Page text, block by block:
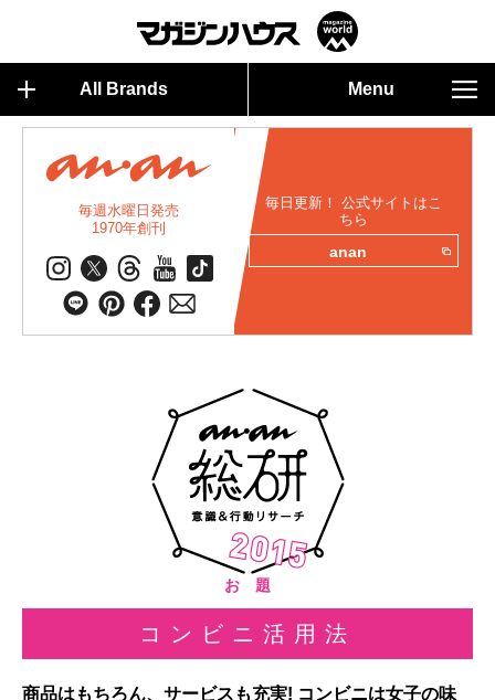
All Brands Menu
毎週水曜日発売
1970年創刊
毎日更新！ 公式サイトはこ
ちら
anan
お 題
コンビニ活用法
商品はもちろん、サービスも充実! コンビニは女子の味